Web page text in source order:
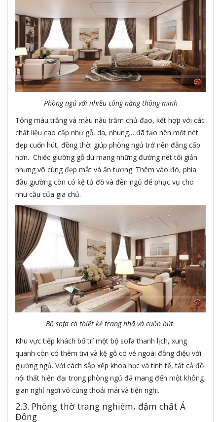
Phòng ngủ với nhiều công năng thông minh
Tông màu trắng và màu nâu trầm chủ đạo, kết hợp với các
chất liệu cao cấp như gỗ, da, nhung… đã tạo nên một nét
đẹp cuốn hút, đồng thời giúp phòng ngủ trở nên đẳng cấp
hơn. Chiếc giường gỗ dù mang những đường nét tối giản
nhưng vô cùng đẹp mắt và ấn tượng. Thêm vào đó, phía
đầu giường còn có kệ tủ đồ và đèn ngủ để phục vụ cho
nhu cầu của gia chủ.
Bộ sofa có thiết kế trang nhã và cuốn hút
Khu vực tiếp khách bố trí một bộ sofa thanh lịch, xung
quanh còn có thêm tivi và kệ gỗ có vẻ ngoài đồng điệu với
giường ngủ. Với cách sắp xếp khoa học và tinh tế, tất cả đồ
nội thất hiện đại trong phòng ngủ đã mang đến một không
gian nghỉ ngơi vô cùng thoải mái và tiện nghi.
2.3. Phòng thờ trang nghiêm, đậm chất Á
Đông